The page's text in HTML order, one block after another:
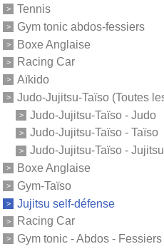
Tennis
Gym tonic abdos-fessiers
Boxe Anglaise
Racing Car
Aïkido
Judo-Jujitsu-Taïso (Toutes
Judo-Jujitsu-Taïso - Judo
Judo-Jujitsu-Taïso - Taïso
Judo-Jujitsu-Taïso - Jujitsu
Boxe Anglaise
Gym-Taïso
Jujitsu self-défense
Racing Car
Gym tonic - Abdos - Fessiers